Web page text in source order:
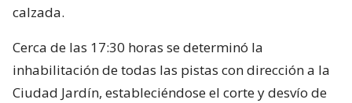
calzada.
Cerca de las 17:30 horas se determinó la
inhabilitación de todas las pistas con dirección a la
Ciudad Jardín, estableciéndose el corte y desvío de